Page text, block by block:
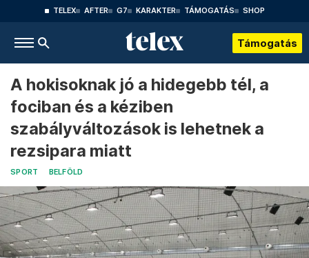
TELEX AFTER G7 KARAKTER TÁMOGATÁS SHOP
Támogatás
A hokisoknak jó a hidegebb tél, a
fociban és a kéziben
szabályváltozások is lehetnek a
rezsipara miatt
SPORT BELFÖLD